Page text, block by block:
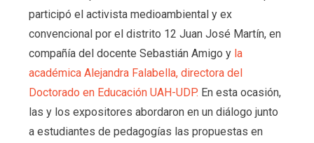
participó el activista medioambiental y ex
convencional por el distrito 12 Juan José Martín, en
compañía del docente Sebastián Amigo yla
académica Alejandra Falabella, directora del
Doctorado en Educación UAH-UDP. En esta ocasión,
las y los expositores abordaron en un diálogo junto
a estudiantes de pedagogías las propuestas en